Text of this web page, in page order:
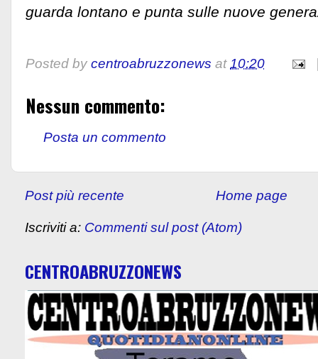
guarda lontano e punta sulle nuove
Posted by centroabruzzonews at10:20
Nessun commento:
Posta un commento
Post più recente Home page
Iscriviti a: Commenti sul post (Atom)
CENTROABRUZZONEWS